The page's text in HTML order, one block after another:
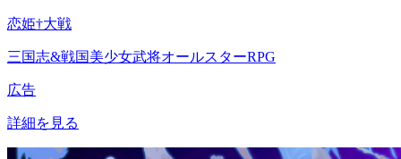
恋姫†大戦
三国志&戦国美少女武将オールスターRPG
広告
詳細を見る